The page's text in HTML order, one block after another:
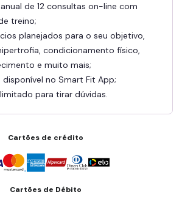
anual de 12 consultas on-line com
treino;
planejados para o seu objetivo,
condicionamento físico,
e muito mais;
disponível no Smart Fit App;
para tirar dúvidas.
Cartões de crédito
Cartões de Débito